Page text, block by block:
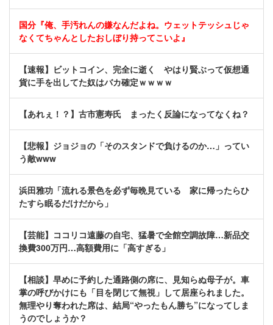
国分『俺、手汚れんの嫌なんだよね。ウェットテッシュじゃ
なくてちゃんとしたおしぼり持ってこいよ』
【速報】ビットコイン、完全に逝く やはり賢ぶって仮想通
貨に手を出してた奴はバカ確定ｗｗｗｗ
【あれぇ！？】古市憲寿氏 まったく反論になってなくね？
【悲報】ジョジョの「そのスタンドで負けるのか…」ってい
う敵www
浜田雅功「流れる景色を必ず毎晩見ている 家に帰ったらひ
たすら眠るだけだから」
【芸能】ココリコ遠藤の自宅、猛暑で全館空調故障…新品交
換費300万円…高額費用に「高すぎる」
【相談】早めに予約した通路側の席に、見知らぬ母子が。車
掌の呼びかけにも「目を閉じて無視」して居座られました。
無理やり奪われた席は、結局“やったもん勝ち”になってしま
うのでしょうか？